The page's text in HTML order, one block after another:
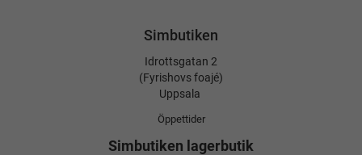
Simbutiken
Idrottsgatan 2
(Fyrishovs foajé)
Uppsala
Öppettider
Simbutiken lagerbutik